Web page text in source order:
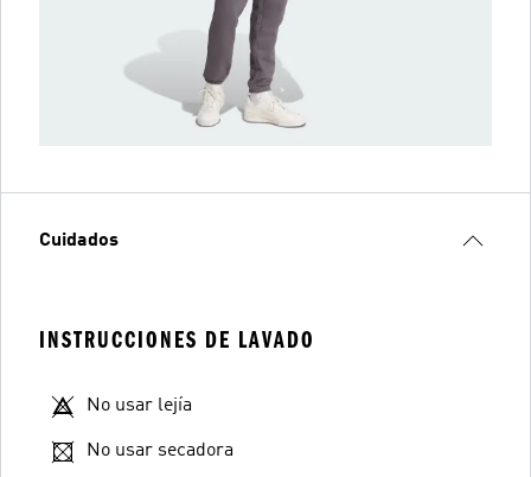
Cuidados
INSTRUCCIONES DE LAVADO
No usar lejía
No usar secadora